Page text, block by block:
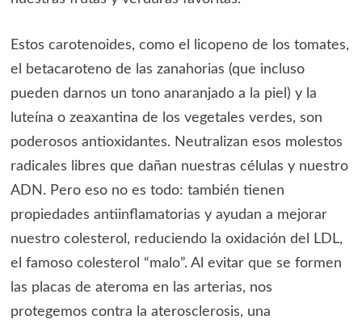
Estos carotenoides, como el licopeno de los tomates,
el betacaroteno de las zanahorias (que incluso
pueden darnos un tono anaranjado a la piel) y la
luteína o zeaxantina de los vegetales verdes, son
poderosos antioxidantes. Neutralizan esos molestos
radicales libres que dañan nuestras células y nuestro
ADN. Pero eso no es todo: también tienen
propiedades antiinflamatorias y ayudan a mejorar
nuestro colesterol, reduciendo la oxidación del LDL,
el famoso colesterol “malo”. Al evitar que se formen
las placas de ateroma en las arterias, nos
protegemos contra la aterosclerosis, una